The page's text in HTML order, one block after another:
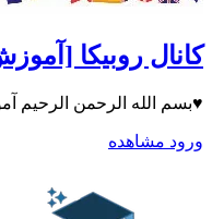
کانال روبیکا
♥️بسم الله الرحمن الرحیم
ورود مشاهده